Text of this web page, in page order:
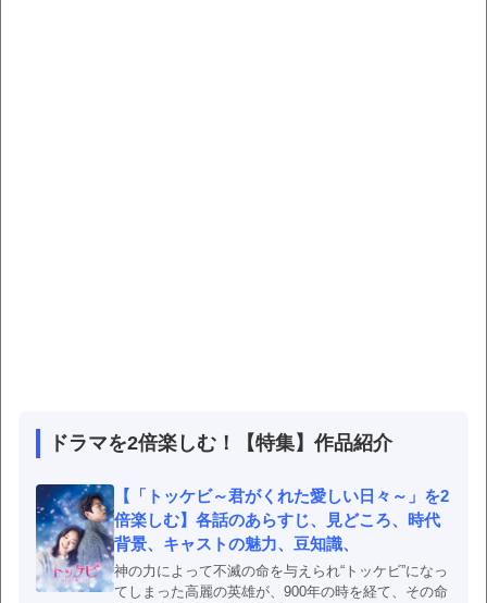
ドラマを2倍楽しむ！【特集】作品紹介
【「トッケビ～君がくれた愛しい日々～」を2
倍楽しむ】各話のあらすじ、見どころ、時代
背景、キャストの魅力、豆知識、
神の力によって不滅の命を与えられ“トッケビ”になっ
てしまった高麗の英雄が、900年の時を経て、その命